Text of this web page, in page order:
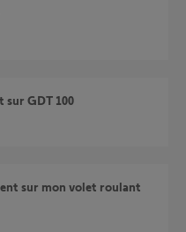
sur GDT 100